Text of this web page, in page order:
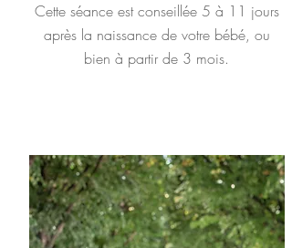
Cette séance est conseillée 5 à 11 jours
après la naissance de votre bébé, ou
bien à partir de 3 mois.